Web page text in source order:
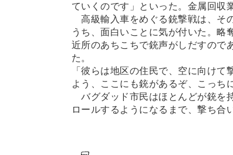
ていくのです」といった。金属回収
高級輸入車をめぐる銃撃戦は、そ
うち、面白いことに気が付いた。略
近所のあちこちで銃声がしだすので
た。
「彼らは地区の住民で、空に向け
よう、ここにも銃があるぞ、こっち
バグダッド市民はほとんどが銃を
ロールするようになるまで、撃ち合